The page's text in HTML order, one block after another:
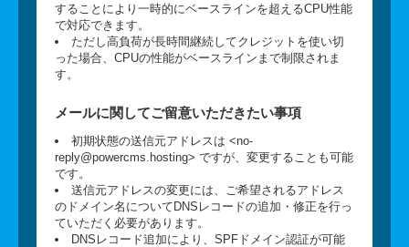
することにより一時的にベースラインを超えるCPU性能
で対応できます。
ただし高負荷が長時間継続してクレジットを使い切
った場合、CPUの性能がベースラインまで制限されま
す。
メールに関してご留意いただきたい事項
初期状態の送信元アドレスは <no-
reply@powercms.hosting> ですが、変更することも可能
です。
送信元アドレスの変更には、ご希望されるアドレス
のドメイン名についてDNSレコードの追加・修正を行っ
ていただく必要があります。
DNSレコード追加により、SPFドメイン認証が可能